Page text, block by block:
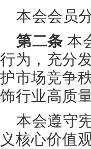
本会会员
第二条本
行为，充分
护市场竞争
饰行业高质
本会遵守
义核心价值